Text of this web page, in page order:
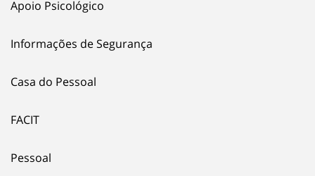
Apoio Psicológico
Informações de Segurança
Casa do Pessoal
FACIT
Pessoal